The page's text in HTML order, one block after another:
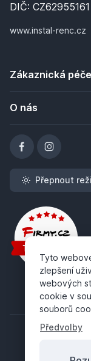
DIČ: CZ62955161
www.instal-renc.cz
Zákaznická péče
O nás
Přepnout
Tyto
zlepšení
webových
cookie v
souborů
Předvolby